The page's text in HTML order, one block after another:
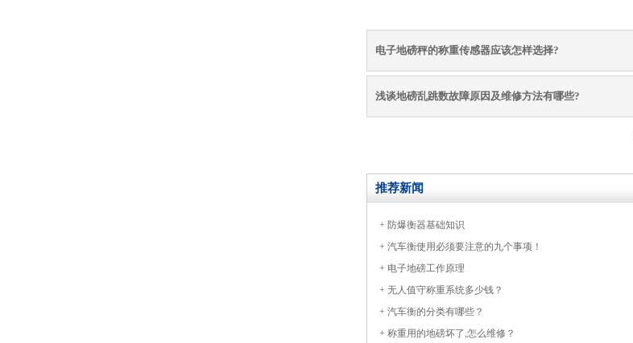
电子地磅秤的称重传感器应该怎样选择?
浅谈地磅乱跳数故障原因及维修方法有哪些?
推荐新闻
+ 防爆衡器基础知识
+ 汽车衡使用必须要注意的九个事项！
+ 电子地磅工作原理
+ 无人值守称重系统多少钱？
+ 汽车衡的分类有哪些？
+ 称重用的地磅坏了,怎么维修？